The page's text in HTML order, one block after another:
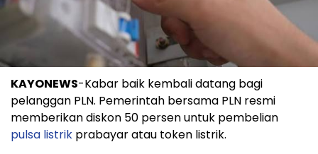
KAYONEWS-Kabar baik kembali datang bagi
pelanggan PLN. Pemerintah bersama PLN resmi
memberikan diskon 50 persen untuk pembelian
pulsa listrik prabayar atau token listrik.